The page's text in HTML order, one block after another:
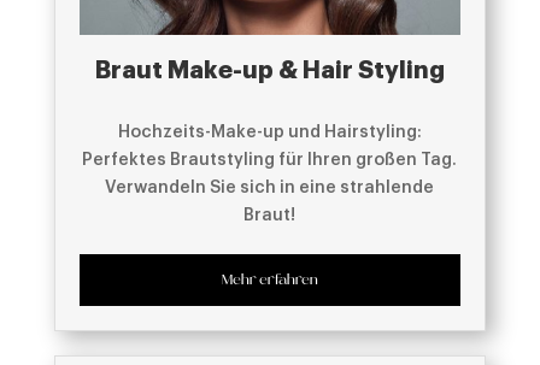
Braut Make-up & Hair Styling
Hochzeits-Make-up und Hairstyling:
Perfektes Brautstyling für Ihren großen Tag.
Verwandeln Sie sich in eine strahlende
Braut!
Mehr erfahren